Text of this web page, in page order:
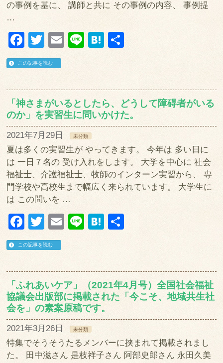
の事例を基に、 講師と共に その事例の内容、 事例提
…
Facebook
Twitter
EmailLineHatena
この記事を読む
「神さまがいるとしたら、どうして障碍者がいる
のか」を実習生に問いかけた。
2021年7月29日 未分類
夏は多くの実習生が やってきます。 今年は 多い日に
は 一日７名の 受け入れをします。 大学を中心に 社会
福祉士、介護福祉士、牧師のインターン実習から、 専
門学校や高校生まで幅広く来られています。 大学生に
は この問いを …
Facebook
Twitter
EmailLineHatena
この記事を読む
「ふれあいケア」（2021年4月号）全国社会福祉
協議会出版部に掲載された「今こそ、地域共生社
会を」の素案原稿です。
2021年3月26日 未分類
特集でそうそうたるメンバーに挟まれて掲載されまし
た。 田中滋さん 是枝祥子さん 阿部史郎さん 永田久美